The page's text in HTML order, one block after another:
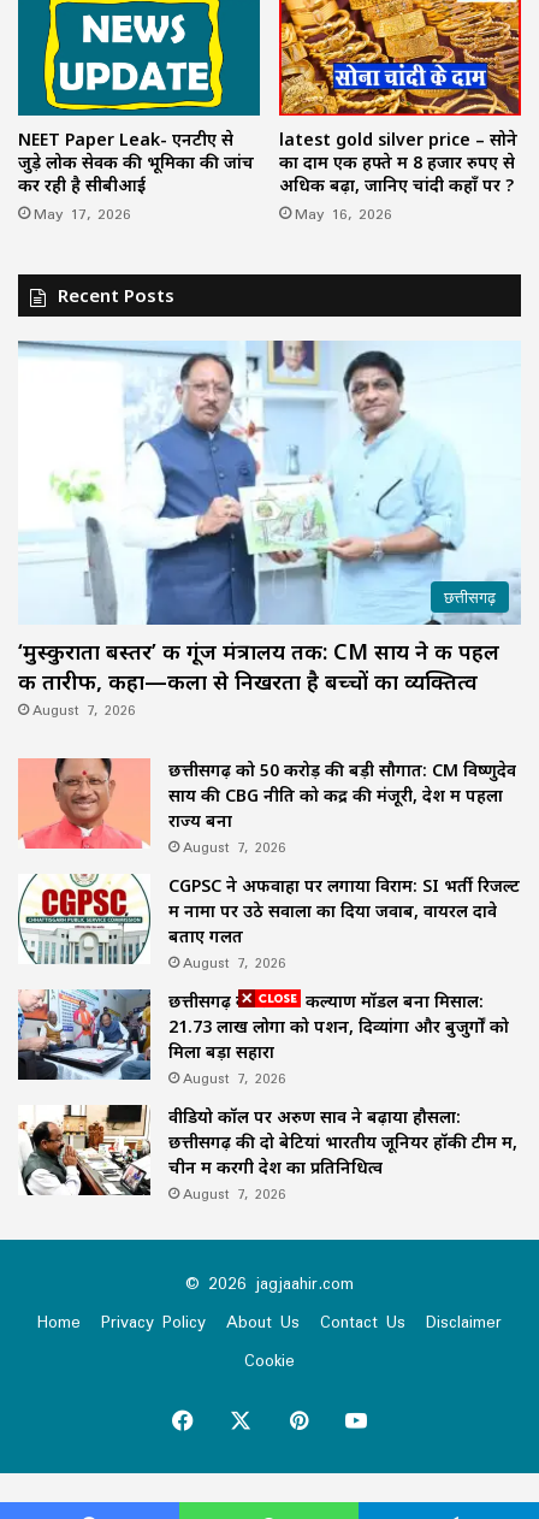
NEET Paper Leak- एनटीए से
जुड़े लोक सेवक की भूमिका की जांच
कर रही है सीबीआई
May 17, 2026
latest gold silver price – सोने
का दाम एक हफ्ते में 8 हजार रुपए से
अधिक बढ़ा, जानिए चांदी कहाँ पर ?
May 16, 2026
Recent Posts
छत्तीसगढ़
‘मुस्कुराता बस्तर’ की गूंज मंत्रालय तक: CM साय ने की पहल
की तारीफ, कहा—कला से निखरता है बच्चों का व्यक्तित्व
August 7, 2026
छत्तीसगढ़ को 50 करोड़ की बड़ी सौगात: CM विष्णुदेव
साय की CBG नीति को केंद्र की मंजूरी, देश में पहला
राज्य बना
August 7, 2026
CGPSC ने अफवाहों पर लगाया विराम: SI भर्ती रिजल्ट
में नामों पर उठे सवालों का दिया जवाब, वायरल दावे
बताए गलत
August 7, 2026
छत्तीसगढ़ का समाज कल्याण मॉडल बना मिसाल:
21.73 लाख लोगों को पेंशन, दिव्यांगों और बुजुर्गों को
मिला बड़ा सहारा
August 7, 2026
वीडियो कॉल पर अरुण साव ने बढ़ाया हौसला:
छत्तीसगढ़ की दो बेटियां भारतीय जूनियर हॉकी टीम में,
चीन में करेंगी देश का प्रतिनिधित्व
August 7, 2026
© 2026 jagjaahir.com
Home
Privacy Policy About Us Contact Us
Disclaimer
Cookie
Facebook PinterestYouTube